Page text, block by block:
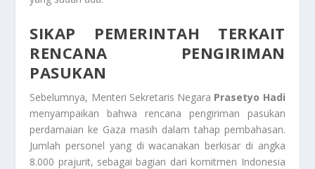
SIKAP PEMERINTAH TERKAIT
RENCANA PENGIRIMAN
PASUKAN
Sebelumnya, Menteri Sekretaris Negara Prasetyo Hadi
menyampaikan bahwa rencana pengiriman pasukan
perdamaian ke Gaza masih dalam tahap pembahasan.
Jumlah personel yang di wacanakan berkisar di angka
8.000 prajurit, sebagai bagian dari komitmen Indonesia